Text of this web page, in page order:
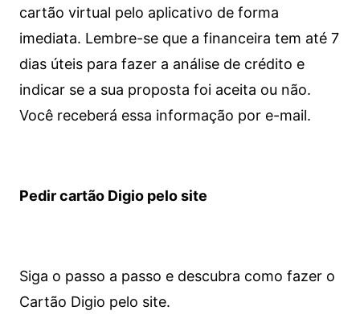
cartão virtual pelo aplicativo de forma
imediata. Lembre-se que a financeira tem até 7
dias úteis para fazer a análise de crédito e
indicar se a sua proposta foi aceita ou não.
Você receberá essa informação por e-mail.
Pedir cartão Digio pelo site
Siga o passo a passo e descubra como fazer o
Cartão Digio pelo site.